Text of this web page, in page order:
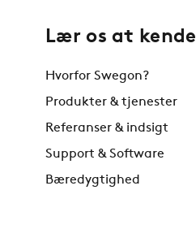
Lær os at kende
Hvorfor Swegon?
Produkter & tjenester
Referanser & indsigt
Support & Software
Bæredygtighed